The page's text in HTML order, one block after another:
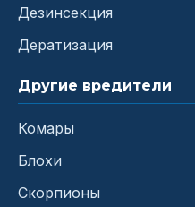
Дезинсекция
Дератизация
Другие вредители
Комары
Блохи
Скорпионы